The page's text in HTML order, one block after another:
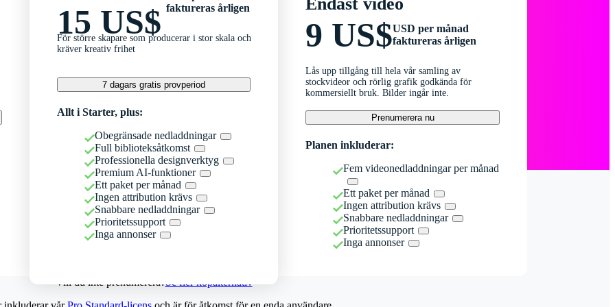
15 US$ faktureras årligen
För större skapare som producerar i stor skala och
kräver kreativ frihet
7 dagars gratis provperiod
Allt i Starter, plus:
Obegränsade nedladdningar
Full biblioteksåtkomst
Professionella designverktyg
Premium AI-funktioner
Ett paket per månad
Ingen attribution krävs
Snabbare nedladdningar
Prioritetssupport
Inga annonser
9 US$USD per månad
faktureras årligen
Lås upp tillgång till hela vår samling av
stockvideor och rörlig grafik godkända för
kommersiellt bruk. Bilder ingår inte.
Prenumerera nu
Planen inkluderar:
Fem videonedladdningar per månad
Ett paket per månad
Ingen attribution krävs
Snabbare nedladdningar
Prioritetssupport
Inga annonser
Vill du inte prenumerera?Se fler köpalternativ